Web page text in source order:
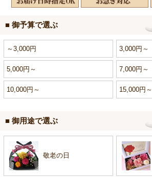
■ 御予算で選ぶ
～3,000円 3,000円～
5,000円～ 7,000円～
10,000円～ 15,000円～
■ 御用途で選ぶ
敬老の日